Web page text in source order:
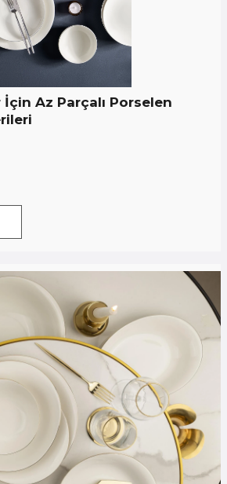
Az Parçalı Porselen